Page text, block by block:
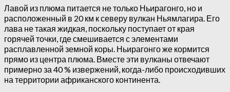
Лавой из плюма питается не только Ньирагонго, но и
расположенный в 20 км к северу вулкан Ньямлагира. Его
лава не такая жидкая, поскольку поступает от края
горячей точки, где смешивается с элементами
расплавленной земной коры. Ньирагонго же кормится
прямо из центра плюма. Вместе эти вулканы отвечают
примерно за 40 % извержений, когда-либо происходивших
на территории африканского континента.